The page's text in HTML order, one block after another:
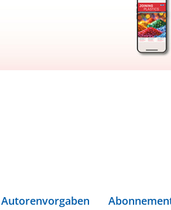
Autorenvorgaben